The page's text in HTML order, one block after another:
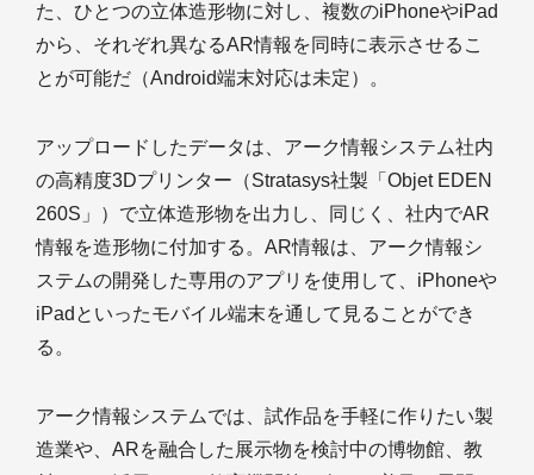
た、ひとつの立体造形物に対し、複数のiPhoneやiPad
から、それぞれ異なるAR情報を同時に表示させるこ
とが可能だ（Android端末対応は未定）。
アップロードしたデータは、アーク情報システム社内
の高精度3Dプリンター（Stratasys社製「Objet EDEN
260S」）で立体造形物を出力し、同じく、社内でAR
情報を造形物に付加する。AR情報は、アーク情報シ
ステムの開発した専用のアプリを使用して、iPhoneや
iPadといったモバイル端末を通して見ることができ
る。
アーク情報システムでは、試作品を手軽に作りたい製
造業や、ARを融合した展示物を検討中の博物館、教